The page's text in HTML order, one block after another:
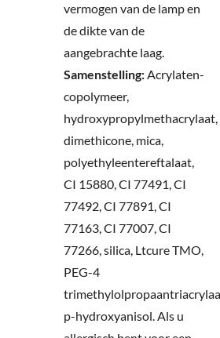
vermogen van de lamp en
de dikte van de
aangebrachte laag.
Samenstelling:Acrylaten-
copolymeer,
hydroxypropylmethacrylaat,
dimethicone, mica,
polyethyleentereftalaat,
CI 15880, CI 77491, CI
77492, CI 77891, CI
77163, CI 77007, CI
77266, silica, Ltcure TMO,
PEG-4
p-hydroxyanisol.Als u